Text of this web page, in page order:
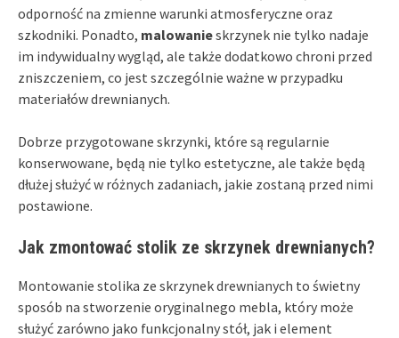
odporność na zmienne warunki atmosferyczne oraz
szkodniki. Ponadto, malowanieskrzynek nie tylko nadaje
im indywidualny wygląd, ale także dodatkowo chroni przed
zniszczeniem, co jest szczególnie ważne w przypadku
materiałów drewnianych.
Dobrze przygotowane skrzynki, które są regularnie
konserwowane, będą nie tylko estetyczne, ale także będą
dłużej służyć w różnych zadaniach, jakie zostaną przed nimi
postawione.
Jak zmontować stolik ze skrzynek drewnianych?
Montowanie stolika ze skrzynek drewnianych to świetny
sposób na stworzenie oryginalnego mebla, który może
służyć zarówno jako funkcjonalny stół, jak i element